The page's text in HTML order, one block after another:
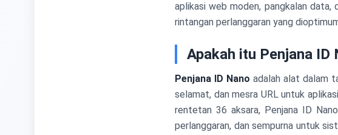
aplikasi web moden, pangkalan data,
rintangan perlanggaran yang
Apakah itu Penjana ID
Penjana ID Nano adalah alat dalam
selamat, dan mesra URL untuk
rentetan 36 aksara, Penjana ID
perlanggaran, dan sempurna untuk